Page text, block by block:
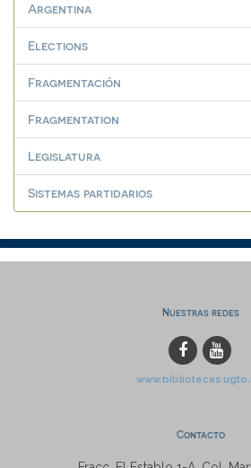
Argentina
Elections
Fragmentación
Fragmentation
Legislatura
Sistemas partidarios
Nuestras redes
Contacto